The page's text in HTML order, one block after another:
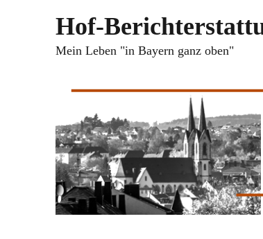
Hof-
Mein Leben "in Bayern ganz oben"